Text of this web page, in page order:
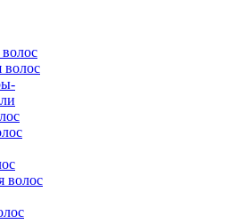
волос